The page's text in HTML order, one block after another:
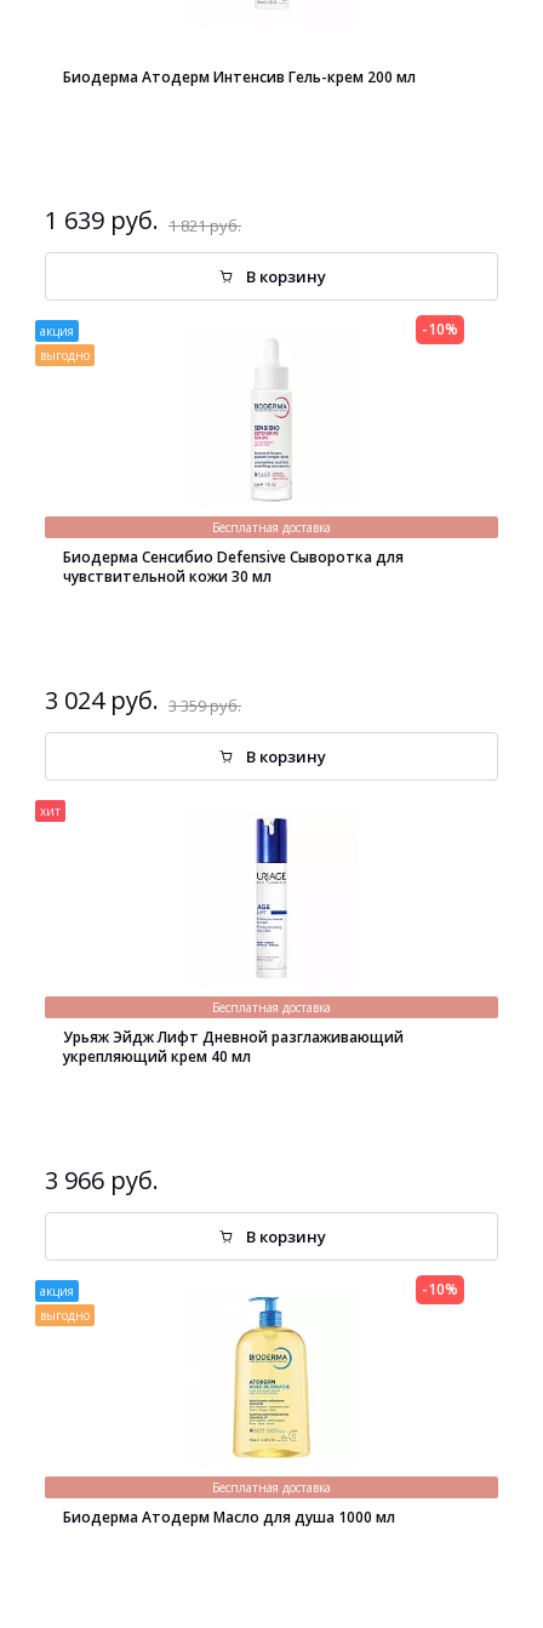
Биодерма Атодерм Интенсив Гель-крем 200 мл
1 639 руб. 1 821 руб.
В корзину
акция
выгодно
Бесплатная доставка
Биодерма Сенсибио Defensive Сыворотка для
чувствительной кожи 30 мл
3 024 руб. 3 359 руб.
-10%
В корзину
хит
Бесплатная доставка
Урьяж Эйдж Лифт Дневной разглаживающий
укрепляющий крем 40 мл
3 966 руб.
В корзину
акция
выгодно
Бесплатная доставка
Биодерма Атодерм Масло для душа 1000 мл
-10%